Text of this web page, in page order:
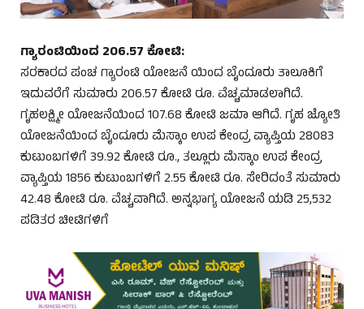
ಗ್ಯಾರಂಟಿಯಿಂದ 206.57ಕೋಟಿ:
ಸರಕಾರದ ಪಂಚ ಗ್ಯಾರಂಟಿ ಯೋಜನೆ ಯಿಂದ ಬೈಂದೂರು ತಾಲೂಕಿಗೆ
ಇದುವರೆಗೆ ಸುಮಾರು 206.57 ಕೋಟಿ ರೂ. ವೆಚ್ಚಮಾಡಲಾಗಿದೆ.
ಗೃಹಲಕ್ಷ್ಮೀ ಯೋಜನೆಯಿಂದ 107.68 ಕೋಟಿ ಜಮಾ ಆಗಿದೆ. ಗೃಹ ಜ್ಯೋತಿ
ಯೋಜನೆಯಿಂದ ಬೈಂದೂರು ಮೆಸ್ಕಾಂ ಉಪ ಕೇಂದ್ರ ವ್ಯಾಪ್ತಿಯ 28083
ಕುಟುಂಬಗಳಿಗೆ 39.92 ಕೋಟಿ ರೂ., ತಲ್ಲೂರು ಮೆಸ್ಕಾಂ ಉಪ ಕೇಂದ್ರ
ವ್ಯಾಪ್ತಿಯ 1856 ಕುಟುಂಬಗಳಿಗೆ 2.55 ಕೋಟಿ ರೂ. ಸೇರಿದಂತೆ ಸುಮಾರು
42.48 ಕೋಟಿ ರೂ. ವೆಚ್ಚವಾಗಿದೆ. ಅನ್ನಭಾಗ್ಯ ಯೋಜನೆ ಯಡಿ 25,532
ಪಡಿತರ ಚೀಟಿಗಳಿಗೆ